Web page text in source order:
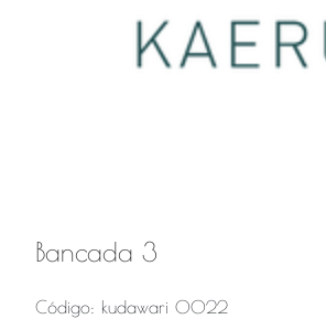
Bancada 3
Código: kudawari 0022